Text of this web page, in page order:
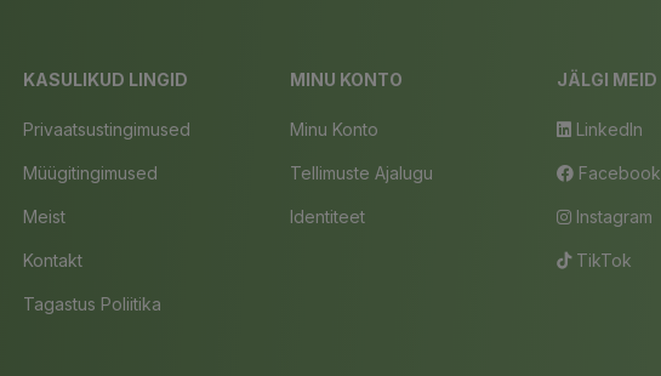
KASULIKUD LINGID
Privaatsustingimused
Müügitingimused
Meist
Kontakt
Tagastus Poliitika
MINU KONTO
Minu Konto
Tellimuste Ajalugu
Identiteet
JÄLGI MEID
LinkedIn
Facebook
Instagram
TikTok